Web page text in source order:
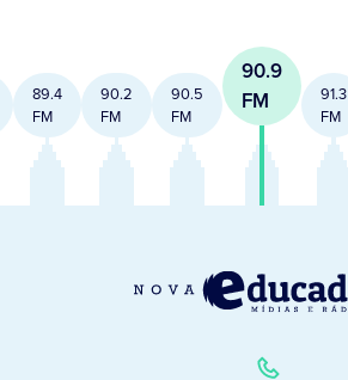
89.4
FM
90.2
FM
90.5
FM
90.9
FM
91.3
FM